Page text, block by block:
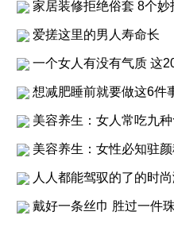
家居装修拒绝俗套 8个妙
爱搓这里的男人寿命长
一个女人有没有气质 这
想减肥睡前就要做这6件
美容养生：女人常吃九
美容养生：女性必知驻
人人都能驾驭的了的时
戴好一条丝巾 胜过一件